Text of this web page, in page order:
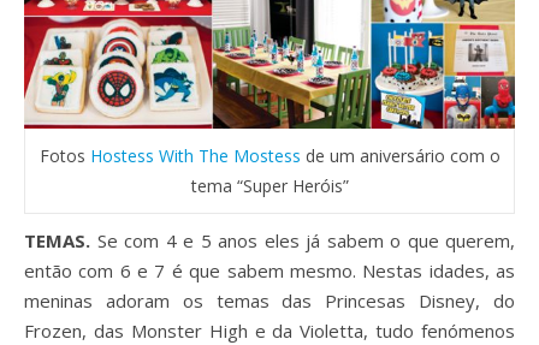
Fotos Hostess With The Mostess de um aniversário com o
tema “Super Heróis”
TEMAS. Se com 4 e 5 anos eles já sabem o que querem,
então com 6 e 7 é que sabem mesmo. Nestas idades, as
meninas adoram os temas das Princesas Disney, do
Frozen, das Monster High e da Violetta, tudo fenómenos